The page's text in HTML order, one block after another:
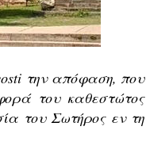
την απόφαση, που
του καθεστώτος
του Σωτήρος εν τη